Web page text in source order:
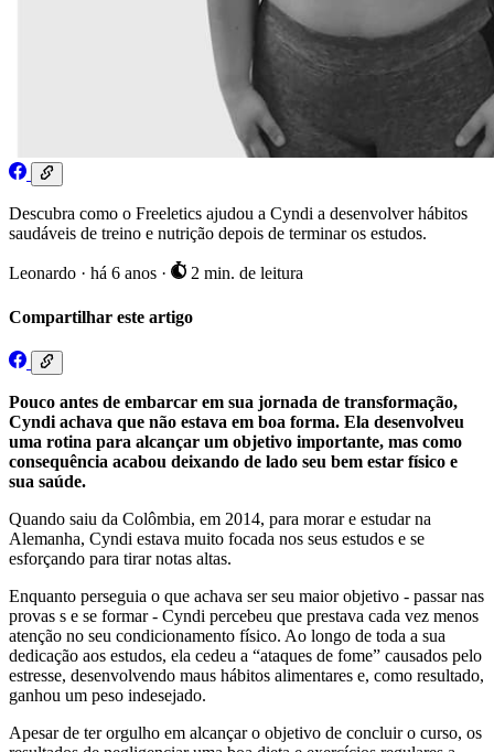
Descubra como o Freeletics ajudou a Cyndi a desenvolver hábitos
saudáveis de treino e nutrição depois de terminar os estudos.
Leonardo · há 6 anos · 2 min. de leitura
Compartilhar este artigo
Pouco antes de embarcar em sua jornada de transformação,
Cyndi achava que não estava em boa forma. Ela desenvolveu
uma rotina para alcançar um objetivo importante, mas como
consequência acabou deixando de lado seu bem estar físico e
sua saúde.
Quando saiu da Colômbia, em 2014, para morar e estudar na
Alemanha, Cyndi estava muito focada nos seus estudos e se
esforçando para tirar notas altas.
Enquanto perseguia o que achava ser seu maior objetivo - passar nas
provas s e se formar - Cyndi percebeu que prestava cada vez menos
atenção no seu condicionamento físico. Ao longo de toda a sua
dedicação aos estudos, ela cedeu a “ataques de fome” causados pelo
estresse, desenvolvendo maus hábitos alimentares e, como resultado,
ganhou um peso indesejado.
Apesar de ter orgulho em alcançar o objetivo de concluir o curso, os